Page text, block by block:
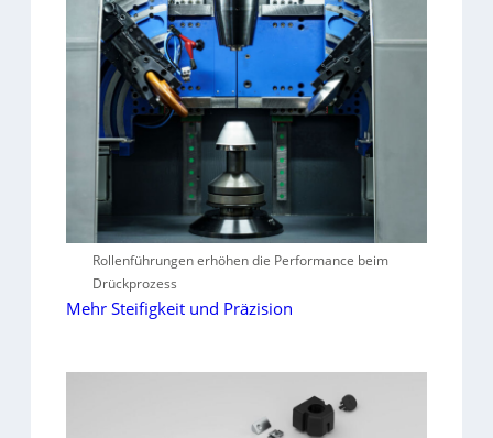
Rollenführungen erhöhen die Performance beim
Drückprozess
Mehr Steifigkeit und Präzision